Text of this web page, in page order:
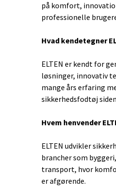
på komfort,
professionelle
Hvad kendetegner
ELTEN er kendt for
løsninger, innovativ
mange års erfaring
sikkerhedsfodtøj
Hvem henvender
ELTEN udvikler
brancher som
transport, hvor
er afgørende.